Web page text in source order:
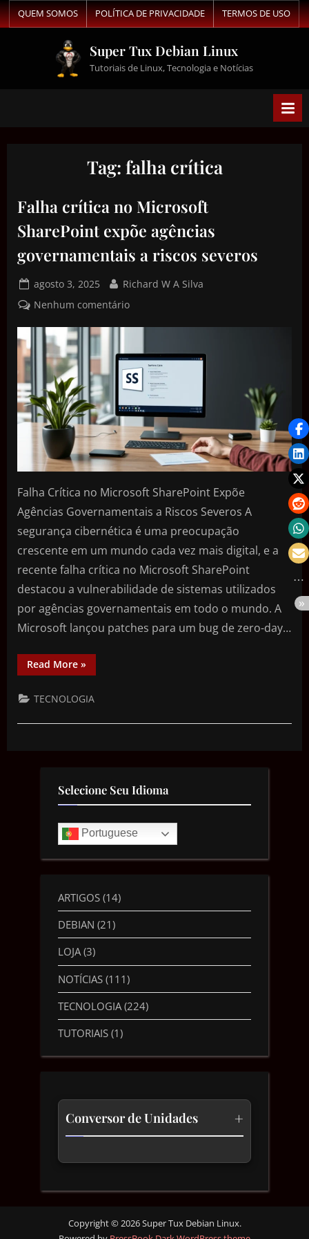
QUEM SOMOS POLÍTICA DE PRIVACIDADE TERMOS DE USO
Super Tux Debian Linux
Tutoriais de Linux, Tecnologia e Notícias
Tag: falha crítica
Falha crítica no Microsoft
SharePoint expõe agências
governamentais a riscos severos
agosto 3, 2025
Richard W A Silva
Nenhum comentário
Falha Crítica no Microsoft SharePoint Expõe
Agências Governamentais a Riscos Severos A
segurança cibernética é uma preocupação
crescente em um mundo cada vez mais digital, e a
recente falha crítica no Microsoft SharePoint
destacou a vulnerabilidade de sistemas utilizados
por agências governamentais em todo o mundo. A
Microsoft lançou patches para um bug de zero-day…
Read More »
TECNOLOGIA
Selecione Seu Idioma
Portuguese
ARTIGOS (14)
DEBIAN (21)
LOJA(3)
NOTÍCIAS (111)
TECNOLOGIA (224)
TUTORIAIS (1)
Conversor de Unidades +
Comprimento
Velocidade
Copyright © 2026 Super Tux Debian Linux.